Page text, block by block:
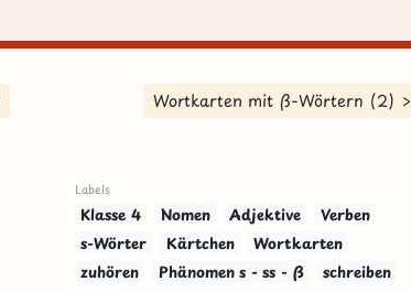
Wortkarten mit ß-Wörtern (2) >
Labels
Klasse 4 Nomen Adjektive
Verben
s-Wörter
Kärtchen
Wortkarten
zuhören
Phänomen s - ss - ß schreiben